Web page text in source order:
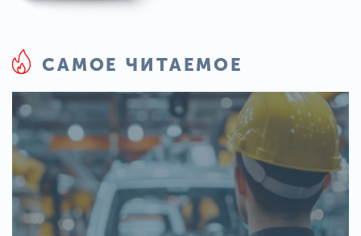
САМОЕ ЧИТАЕМОЕ